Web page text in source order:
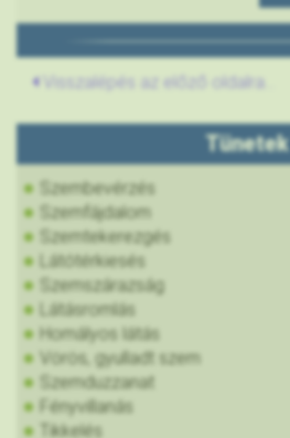
Visszalépés az előző oldalra...
Tünetek
Szembevérzés
Szemfájdalom
Szemtekerezgés
Látótérkiesés
Szemszárazság
Látásromlás
Homályos látás
Vörös, gyulladt szem
Szemduzzanat
Fényvillanás
Tikkelés